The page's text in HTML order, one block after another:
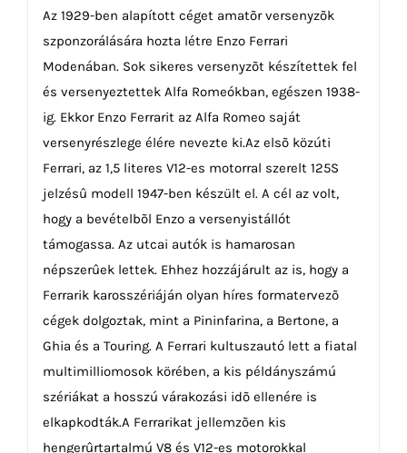
Az 1929-ben alapított céget amatõr versenyzõk
szponzorálására hozta létre Enzo Ferrari
Modenában. Sok sikeres versenyzõt készítettek fel
és versenyeztettek Alfa Romeókban, egészen 1938-
ig. Ekkor Enzo Ferrarit az Alfa Romeo saját
versenyrészlege élére nevezte ki.Az elsõ közúti
Ferrari, az 1,5 literes V12-es motorral szerelt 125S
jelzésû modell 1947-ben készült el. A cél az volt,
hogy a bevételbõl Enzo a versenyistállót
támogassa. Az utcai autók is hamarosan
népszerûek lettek. Ehhez hozzájárult az is, hogy a
Ferrarik karosszériáján olyan híres formatervezõ
cégek dolgoztak, mint a Pininfarina, a Bertone, a
Ghia és a Touring. A Ferrari kultuszautó lett a fiatal
multimilliomosok körében, a kis példányszámú
szériákat a hosszú várakozási idõ ellenére is
elkapkodták.A Ferrarikat jellemzõen kis
hengerûrtartalmú V8 és V12-es motorokkal